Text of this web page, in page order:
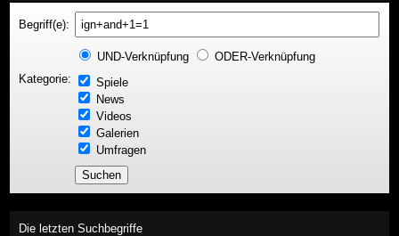
Begriff(e):
UND-Verknüpfung
ODER-Verknüpfung
Kategorie:
Spiele
News
Videos
Galerien
Umfragen
Die letzten Suchbegriffe